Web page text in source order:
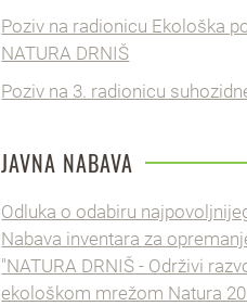
Poziv na radionicu Ekološka
NATURA DRNIŠ
Poziv na 3. radionicu
JAVNA NABAVA
Odluka o odabiru
Nabava inventara za
"NATURA DRNIŠ - Održivi
ekološkom mrežom Natura